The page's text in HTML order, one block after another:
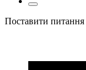
Поставити питання